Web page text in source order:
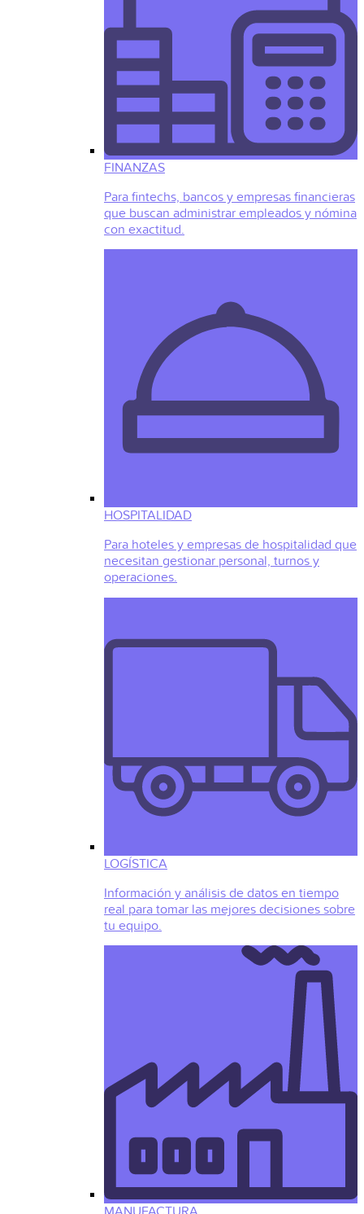
FINANZAS
Para fintechs, bancos y empresas financieras
que buscan administrar empleados y nómina
con exactitud.
HOSPITALIDAD
Para hoteles y empresas de hospitalidad que
necesitan gestionar personal, turnos y
operaciones.
LOGÍSTICA
Información y análisis de datos en tiempo
real para tomar las mejores decisiones sobre
tu equipo.